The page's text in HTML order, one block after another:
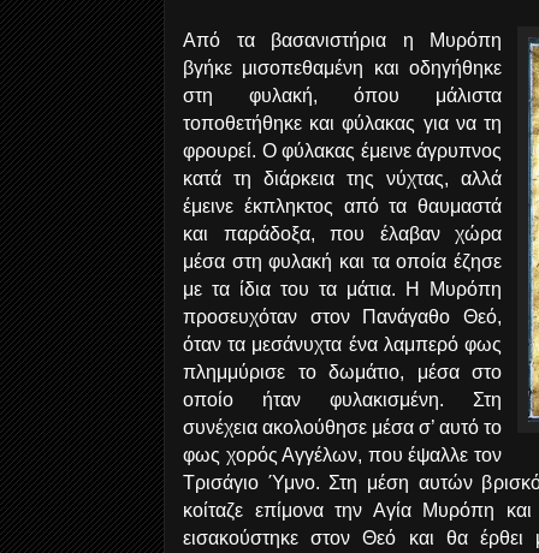
Από τα βασανιστήρια η Μυρόπη
βγήκε μισοπεθαμένη και οδηγήθηκε
στη φυλακή, όπου μάλιστα
τοποθετήθηκε και φύλακας για να τη
φρουρεί. Ο φύλακας έμεινε άγρυπνος
κατά τη διάρκεια της νύχτας, αλλά
έμεινε έκπληκτος από τα θαυμαστά
και παράδοξα, που έλαβαν χώρα
μέσα στη φυλακή και τα οποία έζησε
με τα ίδια του τα μάτια. Η Μυρόπη
προσευχόταν στον Πανάγαθο Θεό,
όταν τα μεσάνυχτα ένα λαμπερό φως
πλημμύρισε το δωμάτιο, μέσα στο
οποίο ήταν φυλακισμένη. Στη
συνέχεια ακολούθησε μέσα σ’ αυτό το
φως χορός Αγγέλων, που έψαλλε τον
Τρισάγιο Ύμνο. Στη μέση αυτών
κοίταζε επίμονα την Αγία Μυρόπη
εισακούστηκε στον Θεό και θα